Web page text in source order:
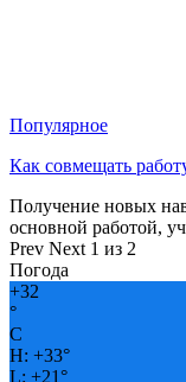
Популярное
Как совмещать
Получение новых
основной работой,
Prev Next 1 из 2
Погода
+32
°
C
H: +33°
L: +21°